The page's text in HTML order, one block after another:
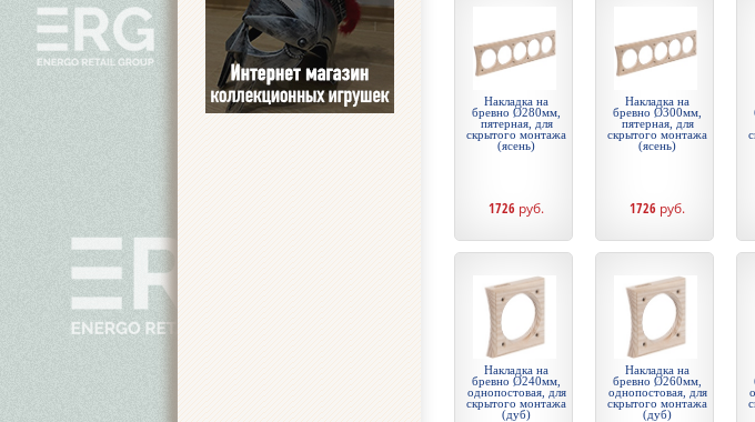
Накладка на
бревно Ø280мм,
пятерная, для
скрытого монтажа
(ясень)
1726 руб.
Накладка на
бревно Ø300мм,
пятерная, для
скрытого монтажа
(ясень)
1726 руб.
Накладка на
бревно Ø240мм,
однопостовая, для
скрытого монтажа
(дуб)
Накладка на
бревно Ø260мм,
однопостовая, для
скрытого монтажа
(дуб)